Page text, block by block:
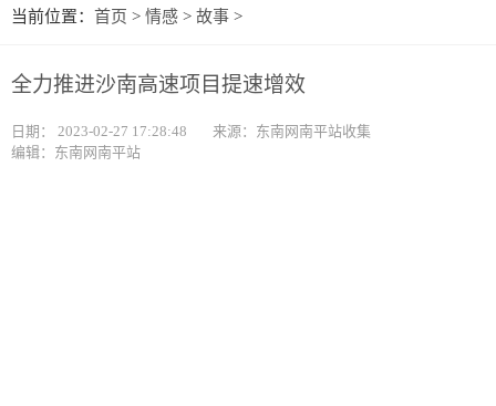
当前位置： 首页 > 情感 > 故事 >
全力推进沙南高速项目提速增效
日期： 2023-02-27 17:28:48
来源：东南网南平站收集
编辑：东南网南平站